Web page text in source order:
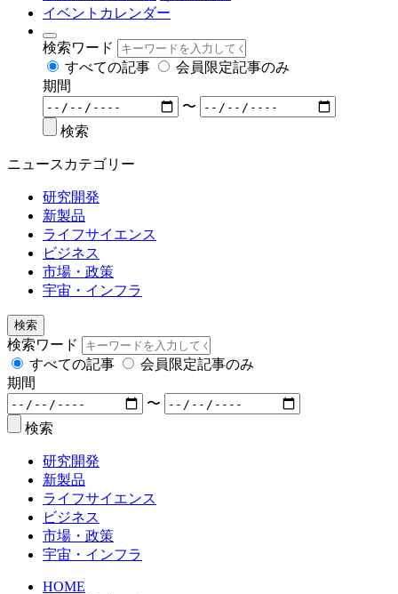
イベントカレンダー
検索ワード
すべての記事
会員限定記事のみ
期間
〜
検索
ニュースカテゴリー
研究開発
新製品
ライフサイエンス
ビジネス
市場・政策
宇宙・インフラ
検索
検索ワード
すべての記事
会員限定記事のみ
期間
〜
検索
研究開発
新製品
ライフサイエンス
ビジネス
市場・政策
宇宙・インフラ
HOME